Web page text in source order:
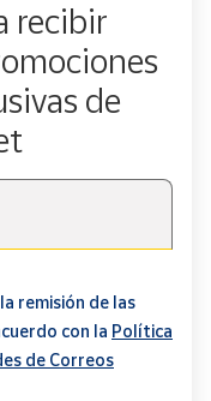
recibir
de
remisión de las
con la Política
de Correos